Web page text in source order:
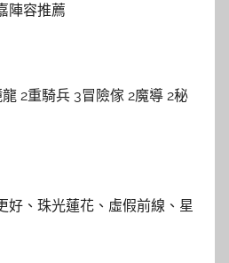
陣容推薦
2重騎兵 3冒險傢 2魔導 2秘
好、珠光蓮花、虛假前線、星